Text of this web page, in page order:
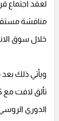
لعقد اجتماع
مناقشة
خلال سوق
ويأتي ذلك
الدوري الروسي،